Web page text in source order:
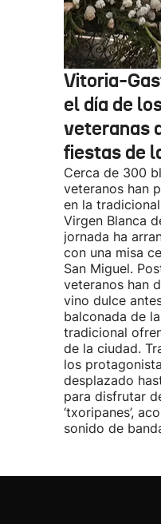
Vitoria-
el día de
veteranas
fiestas de
Cerca de 300
veteranos han
en la
Virgen Blanca
jornada ha
con una misa
San Miguel.
veteranos han
vino dulce
balconada de
tradicional
de la ciudad.
los
desplazado
para disfrutar
‘txoripanes’,
sonido de